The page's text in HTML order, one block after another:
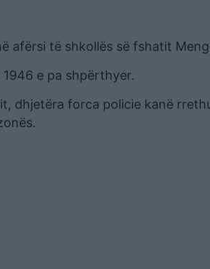
afërsi të shkollës së fshatit
e pa shpërthyer.
dhjetëra forca policie kanë